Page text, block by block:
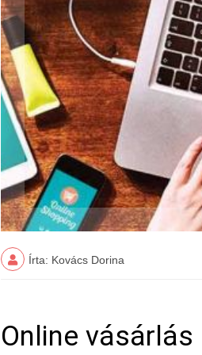
Írta: Kovács Dorina
Online